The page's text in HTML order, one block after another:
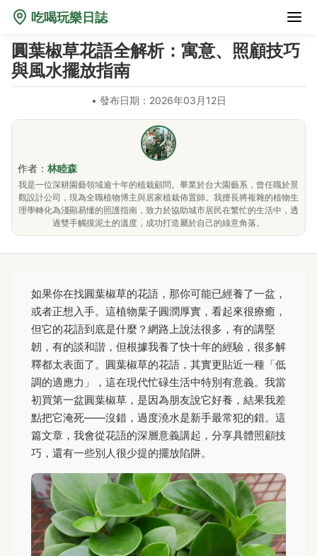
吃喝玩樂日誌
圓葉椒草花語全解析：寓意、照顧技巧
與風水擺放指南
• 發布日期：2026年03月12日
作者： 林睦森
我是一位深耕園藝領域逾十年的植栽顧問。畢業於台大園藝系，曾任職於景
觀設計公司，現為全職植物博主與居家植栽佈置師。我擅長將複雜的植物生
理學轉化為淺顯易懂的照護指南，致力於協助城市居民在繁忙的生活中，透
過雙手觸摸泥土的溫度，成功打造屬於自己的綠意角落。
如果你在找圓葉椒草的花語，那你可能已經養了一盆，
或者正想入手。這植物葉子圓潤厚實，看起來很療癒，
但它的花語到底是什麼？網路上說法很多，有的講堅
韌，有的談和諧，但根據我養了快十年的經驗，很多解
釋都太表面了。圓葉椒草的花語，其實更貼近一種「低
調的適應力」，這在現代忙碌生活中特別有意義。我當
初買第一盆圓葉椒草，是因為朋友說它好養，結果我差
點把它淹死——沒錯，過度澆水是新手最常犯的錯。這
篇文章，我會從花語的深層意義講起，分享具體照顧技
巧，還有一些別人很少提的擺放陷阱。